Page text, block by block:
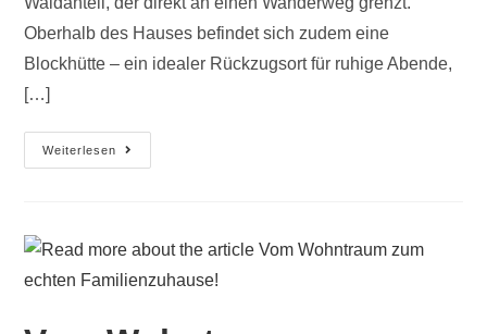
Oberhalb des Hauses befindet sich zudem eine
Blockhütte – ein idealer Rückzugsort für ruhige Abende,
[…]
Weiterlesen